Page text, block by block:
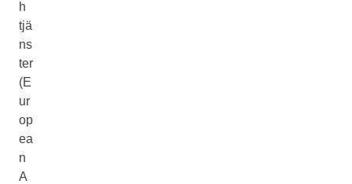
h
tjä
ns
ter
(E
ur
op
ea
n
A